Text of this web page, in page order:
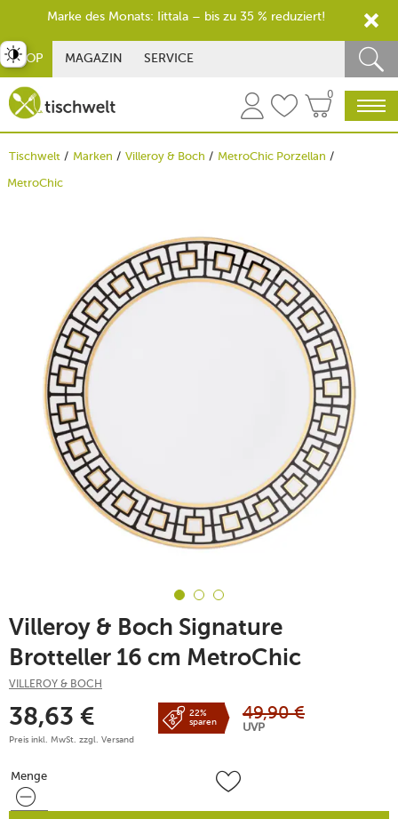
SHOP MAGAZIN SERVICE
0
Tischwelt Marken Villeroy & Boch
MetroChic Porzellan
MetroChic
Villeroy & Boch Signature
Brotteller 16 cm MetroChic
VILLEROY & BOCH
38,63 €
Preis inkl. MwSt. zzgl. Versand
22%
sparen
49,90 €
UVP
Menge
Menge
umschalten
Marke des Monats: Iittala – bis zu 35 % reduziert!